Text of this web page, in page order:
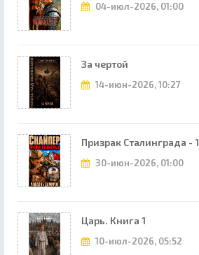
04-июл-2026, 01:00
За чертой
14-июн-2026, 10:27
Призрак Сталинграда - 1
30-июн-2026, 01:00
Царь. Книга 1
10-июл-2026, 05:52